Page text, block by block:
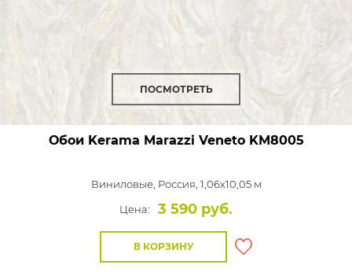
ПОСМОТРЕТЬ
Обои Kerama Marazzi VenetoKM8005
Виниловые, Россия, 1,06x10,05 м
Цена:
3 590 руб.
В КОРЗИНУ